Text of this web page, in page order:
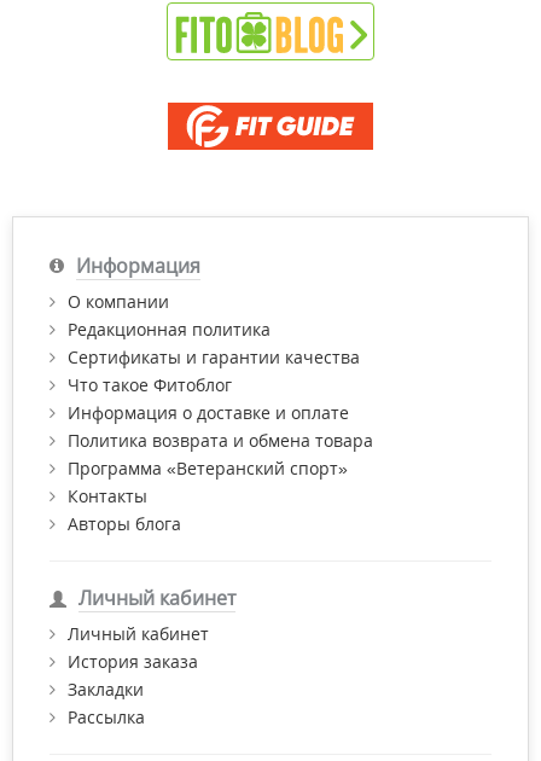
Информация
О компании
Редакционная политика
Сертификаты и гарантии качества
Что такое Фитоблог
Информация о доставке и оплате
Политика возврата и обмена товара
Программа «Ветеранский спорт»
Контакты
Авторы блога
Личный кабинет
Личный кабинет
История заказа
Закладки
Рассылка